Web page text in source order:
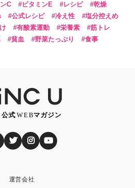
C ビタミンE レシピ
乾燥
公式レシピ 冷え性
塩分控えめ
有酸素運動 栄養素
筋トレ
貧血 野菜たっぷり 食事
運営会社